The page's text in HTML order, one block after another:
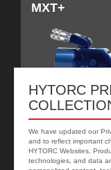
HYTORC
We have updated our
and to reflect important
HYTORC Websites,
technologies, and data
MXT+